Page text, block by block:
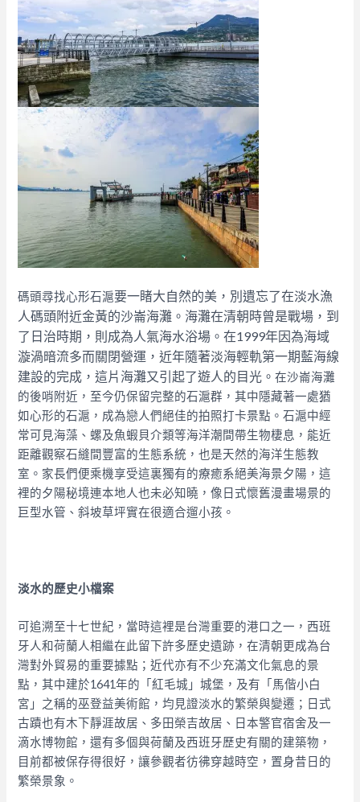
碼頭尋找心形石滬要一睹大自然的美，別遺忘了在淡水漁
人碼頭附近金黃的沙崙海灘。海灘在清朝時曾是戰場，到
了日治時期，則成為人氣海水浴場。在1999年因為海域
漩渦暗流多而關閉營運，近年隨著淡海輕軌第一期藍海線
建設的完成，這片海灘又引起了遊人的目光。在沙崙海灘
的後哨附近，至今仍保留完整的石滬群，其中隱藏著一處猶
如心形的石滬，成為戀人們絕佳的拍照打卡景點。石滬中經
常可見海藻、螺及魚蝦貝介類等海洋潮間帶生物棲息，能近
距離觀察石縫間豐富的生態系統，也是天然的海洋生態教
室。 家長們便乘機享受這裏獨有的療癒系絕美海景夕陽，這
裡的夕陽秘境連本地人也未必知曉，像日式懷舊漫畫場景的
巨型水管、斜坡草坪實在很適合遛小孩。
淡水的歷史小檔案
可追溯至十七世紀，當時這裡是台灣重要的港口之一，西班
牙人和荷蘭人相繼在此留下許多歷史遺跡，在清朝更成為台
灣對外貿易的重要據點；近代亦有不少充滿文化氣息的景
點，其中建於1641年的「紅毛城」城堡，及有「馬偕小白
宮」之稱的巫登益美術館，均見證淡水的繁榮與變遷；日式
古蹟也有木下靜涯故居、多田榮吉故居、日本警官宿舍及一
滴水博物館，還有多個與荷蘭及西班牙歷史有關的建築物，
目前都被保存得很好，讓參觀者彷彿穿越時空，置身昔日的
繁榮景象。